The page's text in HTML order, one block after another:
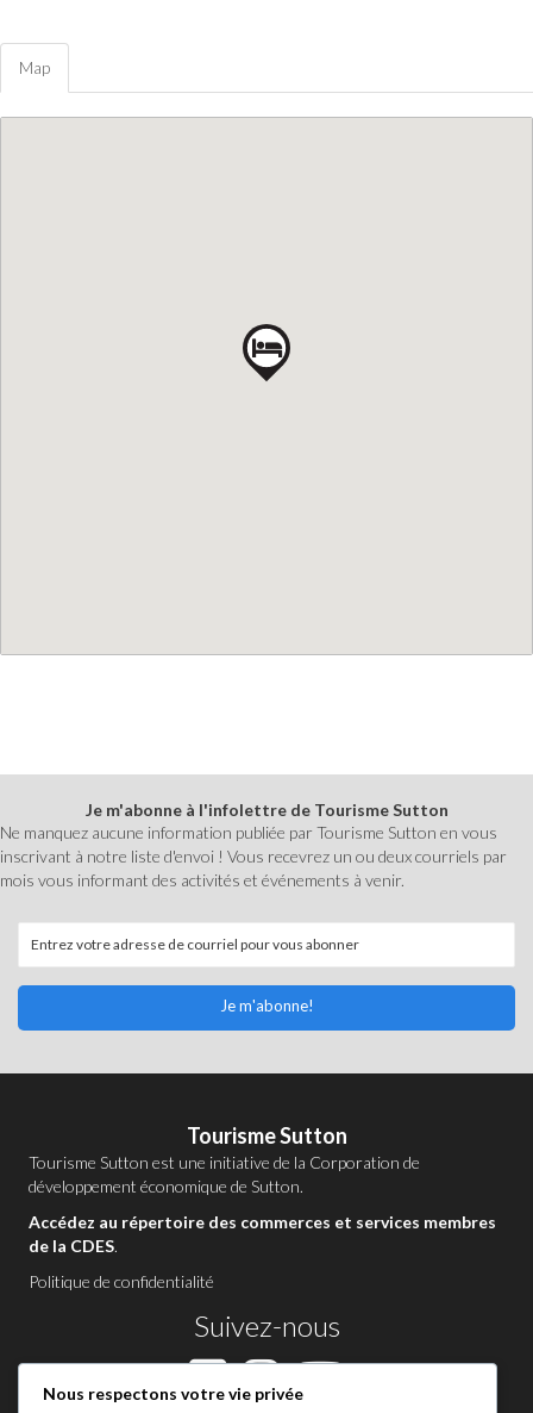
Map
Je m'abonne à l'infolettre de Tourisme Sutton
Ne manquez aucune information publiée par Tourisme Sutton en vous
inscrivant à notre liste d'envoi ! Vous recevrez un ou deux courriels par
mois vous informant des activités et événements à venir.
Je m'abonne!
Tourisme Sutton
Tourisme Sutton est une initiative de la Corporation de
développement économique de Sutton.
Accédez au répertoire des commerces et services membres
de la CDES.
Politique de confidentialité
Suivez-nous
Nous respectons votre vie privée